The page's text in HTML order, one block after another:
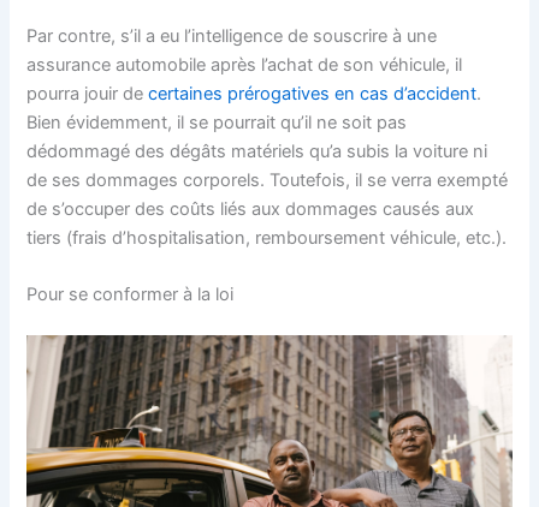
Par contre, s’il a eu l’intelligence de souscrire à une
assurance automobile après l’achat de son véhicule, il
pourra jouir decertaines prérogatives en cas d’accident.
Bien évidemment, il se pourrait qu’il ne soit pas
dédommagé des dégâts matériels qu’a subis la voiture ni
de ses dommages corporels. Toutefois, il se verra exempté
de s’occuper des coûts liés aux dommages causés aux
tiers (frais d’hospitalisation, remboursement véhicule, etc.).
Pour se conformer à la loi